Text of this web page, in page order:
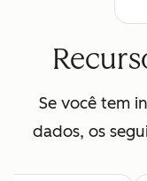
Se você tem
dados, os